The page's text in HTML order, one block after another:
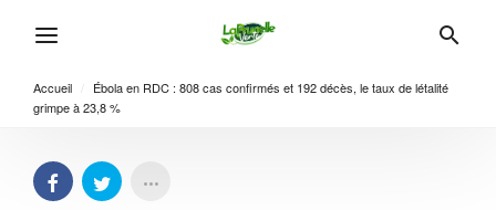
Accueil
Ébola en RDC : 808 cas confirmés et 192 décès, le taux de létalité
grimpe à 23,8 %